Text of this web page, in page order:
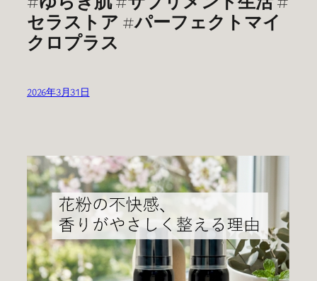
セラストア #パーフェクトマイ
クロプラス
2026年3月31日